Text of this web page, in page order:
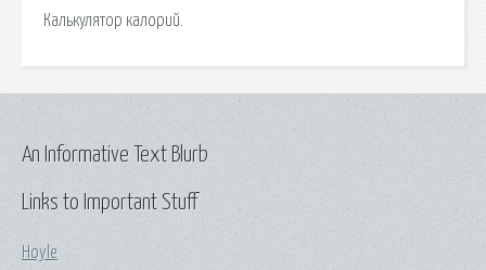
Калькулятор калорий.
Links to Important Stuff
Hoyle
An Informative Text Blurb